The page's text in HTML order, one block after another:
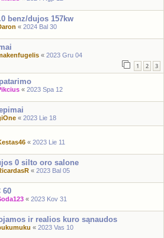
benz/dujos 157kw
« 2024 Bal 30
« 2023 Gru 04
1 2 3
« 2023 Spa 12
« 2023 Lie 18
« 2023 Lie 11
0 silto oro salone
« 2023 Bal 05
60
« 2023 Kov 31
ir realios kuro sąnaudos
« 2023 Vas 10